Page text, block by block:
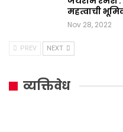
महत्वाची
Nov 28, 2022
PREV NEXT
व्यक्तिवेध